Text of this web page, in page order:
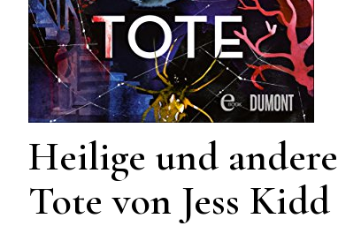
Heilige und andere
Tote von Jess Kidd